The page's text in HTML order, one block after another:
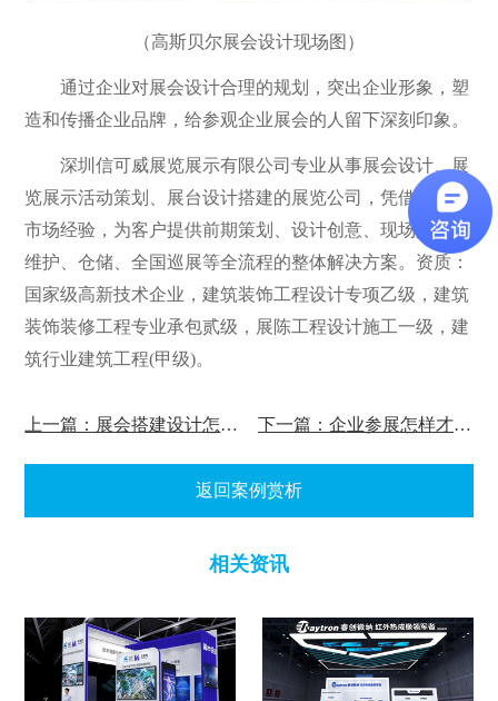
（高斯贝尔展会设计现场图）
通过企业对展会设计合理的规划，突出企业形象，塑
造和传播企业品牌，给参观企业展会的人留下深刻印象。
深圳信可威展览展示有限公司专业从事展会设计、展
览展示活动策划、展台设计搭建的展览公司，凭借多年的
市场经验，为客户提供前期策划、设计创意、现场搭建和
维护、仓储、全国巡展等全流程的整体解决方案。资质：
国家级高新技术企业，建筑装饰工程设计专项乙级，建筑
装饰装修工程专业承包贰级，展陈工程设计施工一级，建
筑行业建筑工程(甲级)。
上一篇：展会搭建设计怎么提升公司形象 下一篇：企业参展怎样才能在短时间留下深刻印象
返回案例赏析
相关资讯